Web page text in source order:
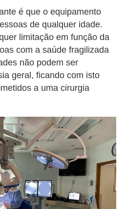
é que o equipamento
de qualquer idade.
limitação em função da
com a saúde fragilizada
não podem ser
geral, ficando com isto
a uma cirurgia